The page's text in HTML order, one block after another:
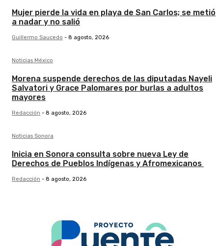
Mujer pierde la vida en playa de San Carlos; se metió
a nadar y no salió
Guillermo Saucedo - 8 agosto, 2026
Noticias México
Morena suspende derechos de las diputadas Nayeli
Salvatori y Grace Palomares por burlas a adultos
mayores
Redacción - 8 agosto, 2026
Noticias Sonora
Inicia en Sonora consulta sobre nueva Ley de
Derechos de Pueblos Indígenas y Afromexicanos
Redacción - 8 agosto, 2026